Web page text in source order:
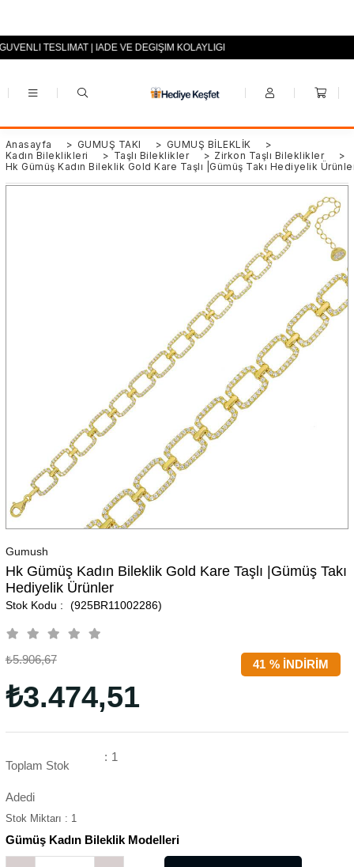
+90 (0553) 694 94 70
TESLİMAT | İADE VE DEĞİŞİM KOLAYLIĞI
Anasayfa > GÜMÜŞ TAKI > GÜMÜŞ BİLEKLİK
>
Kadın Bileklikleri
> Taşlı Bileklikler > Zirkon Taşlı Bileklikler
>
Hk Gümüş Kadın Bileklik Gold Kare Taşlı |Gümüş Takı Hediyelik
Gumush
Hk Gümüş Kadın Bileklik Gold Kare Taşlı |Gümüş Takı
Hediyelik Ürünler
(925BR11002286)
%
41 İNDIRIM
₺5.906,67
₺3.474,51
Toplam Stok
Adedi
: 1
Stok Miktarı : 1
Gümüş Kadın Bileklik Modelleri